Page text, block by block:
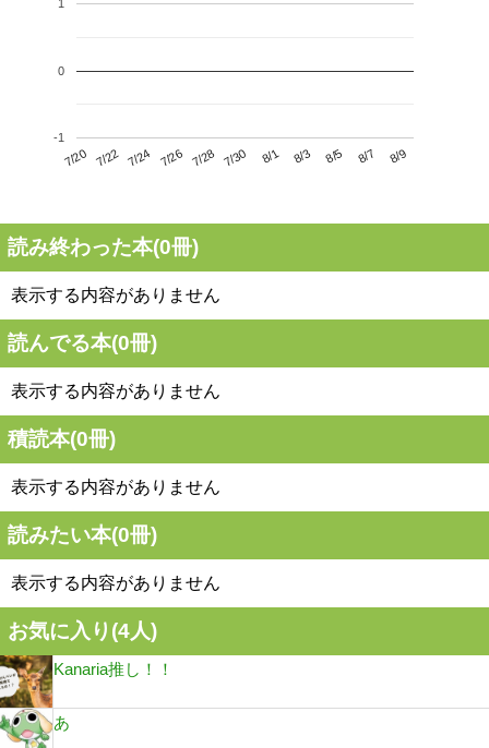
7/20 7/22 7/24 7/26 7/28 7/30 8/1 8/3 8/5 8/7 8/9
-1
0
1
読み終わった本(0冊)
表示する内容がありません
読んでる本(0冊)
表示する内容がありません
積読本(0冊)
表示する内容がありません
読みたい本(0冊)
表示する内容がありません
お気に入り(4人)
Kanaria推し！！
あ